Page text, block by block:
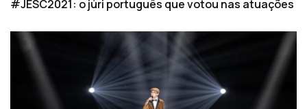
#JESC2021: o júri português que votou nas atuações